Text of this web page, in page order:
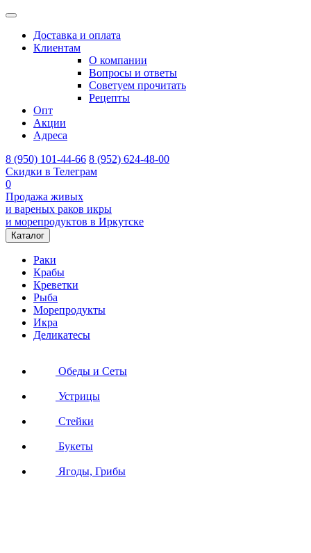
Доставка и оплата
Клиентам
О компании
Вопросы и ответы
Советуем прочитать
Рецепты
Опт
Акции
Адреса
8 (950) 101-44-66 8 (952) 624-48-00
Скидки в Телеграм
0
Продажа живых
и вареных раков икры
и морепродуктов в Иркутске
Каталог
Раки
Крабы
Креветки
Рыба
Морепродукты
Икра
Деликатесы
Обеды и Сеты
Устрицы
Стейки
Букеты
Ягоды, Грибы